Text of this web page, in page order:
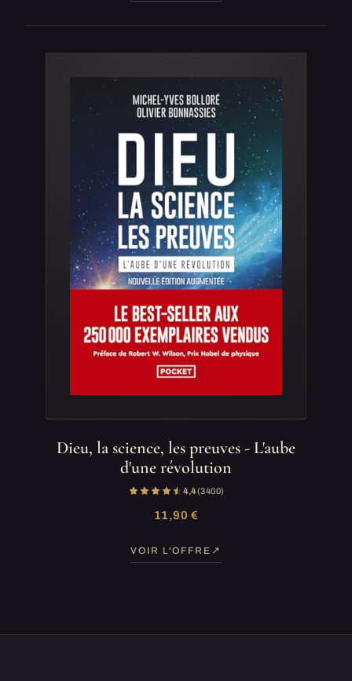
Dieu, la science, les preuves - L'aube
d'une révolution
4,4(3 400)
11,90 €
VOIR L'OFFRE